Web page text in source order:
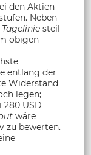
den Aktien
Neben
steil
obigen
entlang der
Widerstand
legen;
280 USD
wäre
zu bewerten.